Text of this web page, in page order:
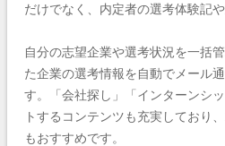
だけでなく、内定者の選考体験記
自分の志望企業や選考状況を一括
た企業の選考情報を自動でメール
す。「会社探し」「インターンシ
トするコンテンツも充実しており
もおすすめです。